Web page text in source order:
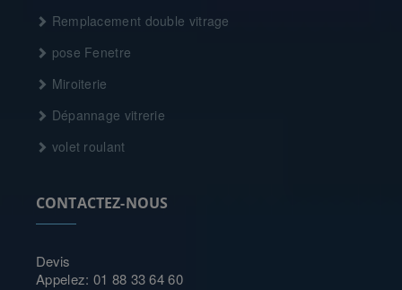
Remplacement double vitrage
pose Fenetre
Miroiterie
Dépannage vitrerie
volet roulant
CONTACTEZ-NOUS
Devis
Appelez: 01 88 33 64 60